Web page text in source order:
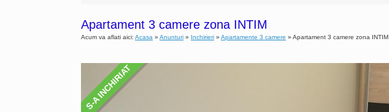
Apartament 3 camere zona INTIM
Acum va aflati aici: Acasa » Anunturi » Inchirieri » Apartamente 3 camere » Apartament 3 camere zona INTIM
S-A INCHIRIAT